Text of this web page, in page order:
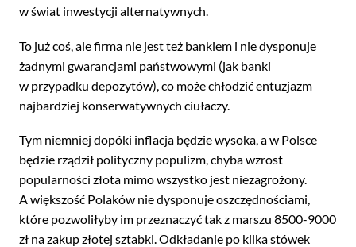
w świat inwestycji alternatywnych.
To już coś, ale firma nie jest też bankiem i nie dysponuje
żadnymi gwarancjami państwowymi (jak banki
w przypadku depozytów), co może chłodzić entuzjazm
najbardziej konserwatywnych ciułaczy.
Tym niemniej dopóki inflacja będzie wysoka, a w Polsce
będzie rządził polityczny populizm, chyba wzrost
popularności złota mimo wszystko jest niezagrożony.
A większość Polaków nie dysponuje oszczędnościami,
które pozwoliłyby im przeznaczyć tak z marszu 8500-9000
zł na zakup złotej sztabki. Odkładanie po kilka stówek